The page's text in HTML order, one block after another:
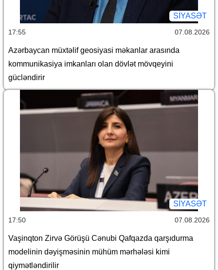
SİYASƏT
17:55 07.08.2026
Azərbaycan müxtəlif geosiyasi məkanlar arasında
kommunikasiya imkanları olan dövlət mövqeyini
gücləndirir
SİYASƏT
17:50 07.08.2026
Vaşinqton Zirvə Görüşü Cənubi Qafqazda qarşıdurma
modelinin dəyişməsinin mühüm mərhələsi kimi
qiymətləndirilir